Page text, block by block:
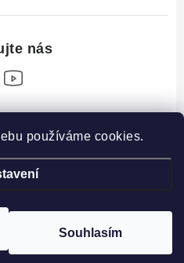
používáme cookies.
Souhlasím
od smlouvy
Shoptet
. Všechna práva vyhrazena.